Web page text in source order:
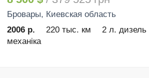
Бровары, Киевская область
2006 р.
220 тыс. км 2 л. дизель
механіка